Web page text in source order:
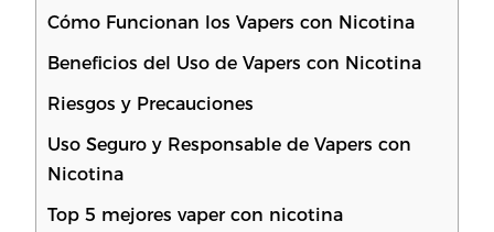
Cómo Funcionan los Vapers con Nicotina
Beneficios del Uso de Vapers con Nicotina
Riesgos y Precauciones
Uso Seguro y Responsable de Vapers con
Nicotina
Top 5 mejores vaper con nicotina